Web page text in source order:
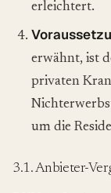
erleichtert.
erwähnt, ist
privaten
um die
3.1. Anbieter-